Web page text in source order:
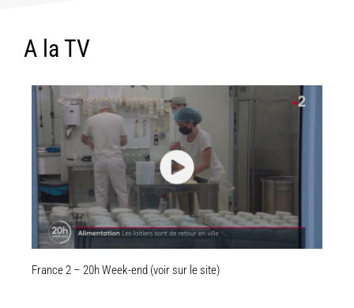
A la TV
France 2 – 20h Week-end (voir sur le site)